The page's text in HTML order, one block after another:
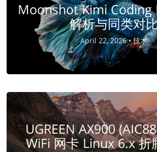
Moonshot Kimi Coding
解析与同类对
April 22, 2026 •技术
UGREEN AX900
WiFi 网卡 Linux 6.x 折